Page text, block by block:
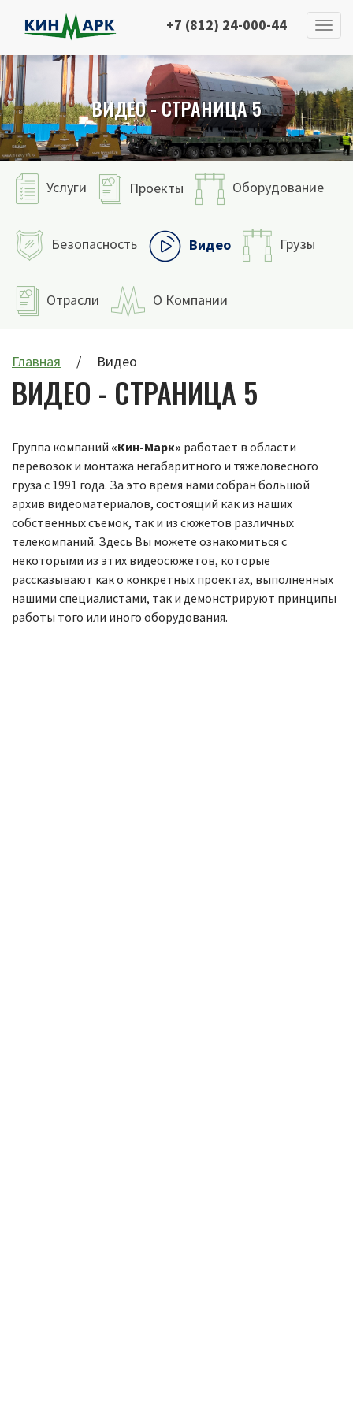
+7 (812) 24-000-44
ВИДЕО - СТРАНИЦА 5
Услуги Проекты Оборудование
Безопасность Видео Грузы
Отрасли О Компании
Главная Видео
ВИДЕО - СТРАНИЦА 5
Группа компаний «Кин-Марк» работает в области
перевозок и монтажа негабаритного и тяжеловесного
груза с 1991 года. За это время нами собран большой
архив видеоматериалов, состоящий как из наших
собственных съемок, так и из сюжетов различных
телекомпаний. Здесь Вы можете ознакомиться с
некоторыми из этих видеосюжетов, которые
рассказывают как о конкретных проектах, выполненных
нашими специалистами, так и демонстрируют принципы
работы того или иного оборудования.